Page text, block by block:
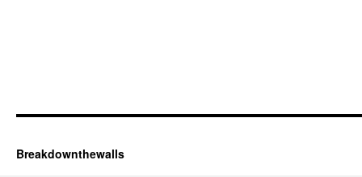
Breakdownthewalls